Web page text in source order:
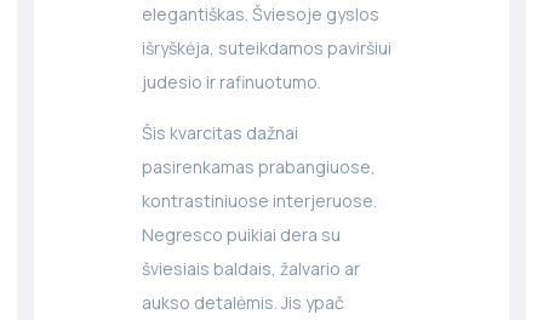
elegantiškas. Šviesoje gyslos
išryškėja, suteikdamos paviršiui
judesio ir rafinuotumo.
Šis kvarcitas dažnai
pasirenkamas prabangiuose,
kontrastiniuose interjeruose.
Negresco puikiai dera su
šviesiais baldais, žalvario ar
aukso detalėmis. Jis ypač